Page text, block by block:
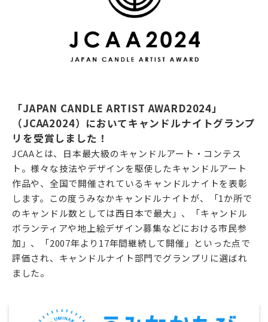
「JAPAN CANDLE ARTIST AWARD2024」
（JCAA2024）においてキャンドルナイトグランプ
リを受賞しました！
JCAAとは、日本最大級のキャンドルアート・コンテス
ト。様々な技法やデザインを駆使したキャンドルアート
作品や、全国で開催されているキャンドルナイトを表彰
します。この度うみなかキャンドルナイトが、「1か所で
のキャンドル数としては西日本で最大」、「キャンドル
ボランティアや地上絵デザイン募集などにおける市民参
加」、「2007年より17年間継続して開催」といった点で
評価され、キャンドルナイト部門でグランプリに選ばれ
ました。